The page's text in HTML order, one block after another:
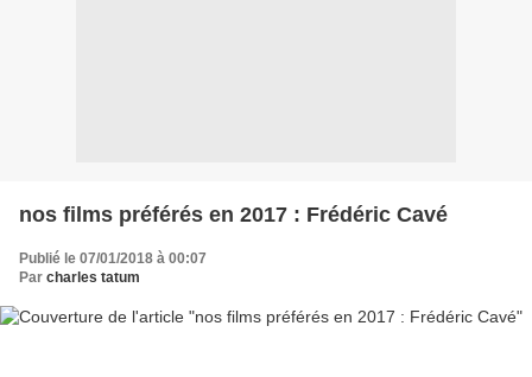
nos films préférés en 2017 : Frédéric Cavé
Publié le 07/01/2018 à 00:07
Par charles tatum